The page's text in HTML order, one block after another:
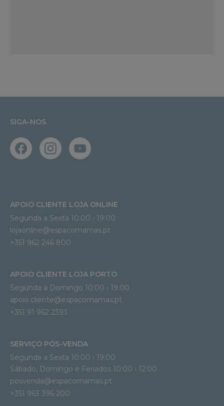
SIGA-NOS
APOIO CLIENTE LOJA ONLINE
Segunda a Sexta 10:00 › 19:00
lojaonline@espacomamas.pt
+351 962 246 800
APOIO CLIENTE LOJA PORTO
Segunda a Domingo 10:00 › 19:00
apoio.cliente@espacomamas.pt
+351 91 962 2393
SERVIÇO PÓS-VENDA
Segunda a Sexta 10:00 › 19:00
Sábado, Domingo e Feriados 10:00 › 12:00
posvenda@espacomamas.pt
+351 963 396 200